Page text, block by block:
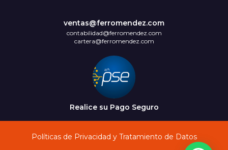
ventas@ferromendez.com
contabilidad@ferromendez.com
cartera@ferromendez.com
Realice su Pago Seguro
Políticas de Privacidad y Tratamiento de Datos